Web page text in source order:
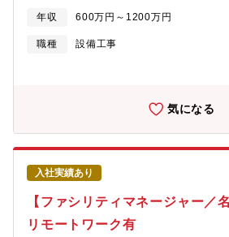
等、幅広い業務に従事。■設計事務所や工
を指導し、プロジェクト推進・マネジメン
後1～2年目の日常業務イメージ】・銀行施
持管理全般の予算策定・店舗戦略等に沿
長期修繕計画策定及び具体化【働き方】・
地確認等）は最大で週の半分程度・出社頻
い日は在宅勤務またはサテライトオフィス
自ら推進。・電子端末と働き方：各自
プトップ型PCが貸与され、様々な場所で
全員が有休を年度16日以上取得、2歳未満
が約1ヶ月の育児参画を目的とした休業・
スイメージ】・入行後1年目：管財グルー
業務の一連の流れや全体像をキャッチア
年収 600万円～1200万円
職種
設備工事
気になる
入社実績あり
【ファシリティマネージャー／
リモートワーク有